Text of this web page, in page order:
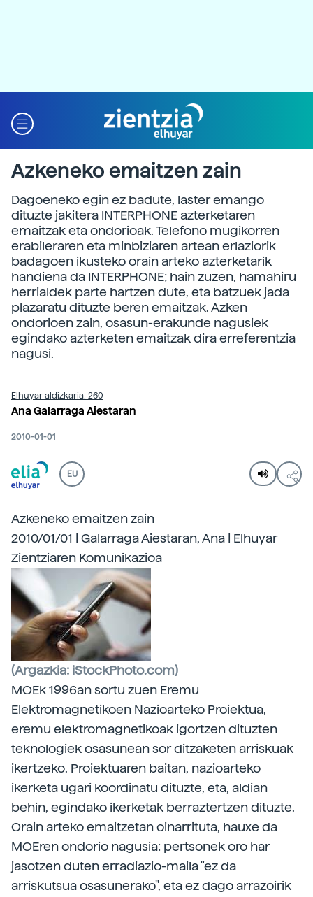
Azkeneko emaitzen zain
Dagoeneko egin ez badute, laster emango
dituzte jakitera INTERPHONE azterketaren
emaitzak eta ondorioak. Telefono mugikorren
erabileraren eta minbiziaren artean erlaziorik
badagoen ikusteko orain arteko azterketarik
handiena da INTERPHONE; hain zuzen, hamahiru
herrialdek parte hartzen dute, eta batzuek jada
plazaratu dituzte beren emaitzak. Azken
ondorioen zain, osasun-erakunde nagusiek
egindako azterketen emaitzak dira erreferentzia
nagusi.
Elhuyar aldizkaria: 260
Ana Galarraga Aiestaran
2010-01-01
EU
Azkeneko emaitzen zain
2010/01/01 | Galarraga Aiestaran, Ana | Elhuyar
Zientziaren Komunikazioa
(Argazkia: iStockPhoto.com)
MOEk 1996an sortu zuen Eremu
Elektromagnetikoen Nazioarteko Proiektua,
eremu elektromagnetikoak igortzen dituzten
teknologiek osasunean sor ditzaketen arriskuak
ikertzeko. Proiektuaren baitan, nazioarteko
ikerketa ugari koordinatu dituzte, eta, aldian
behin, egindako ikerketak berraztertzen dituzte.
Orain arteko emaitzetan oinarrituta, hauxe da
MOEren ondorio nagusia: pertsonek oro har
jasotzen duten erradiazio-maila "ez da
arriskutsua osasunerako", eta ez dago arrazoirik